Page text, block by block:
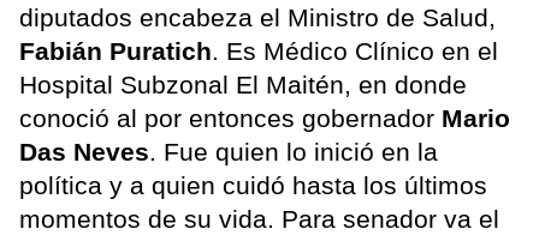
diputados encabeza el Ministro de Salud,
Fabián Puratich. Es Médico Clínico en el
Hospital Subzonal El Maitén, en donde
conoció al por entonces gobernador Mario
Das Neves. Fue quien lo inició en la
política y a quien cuidó hasta los últimos
momentos de su vida. Para senador va el